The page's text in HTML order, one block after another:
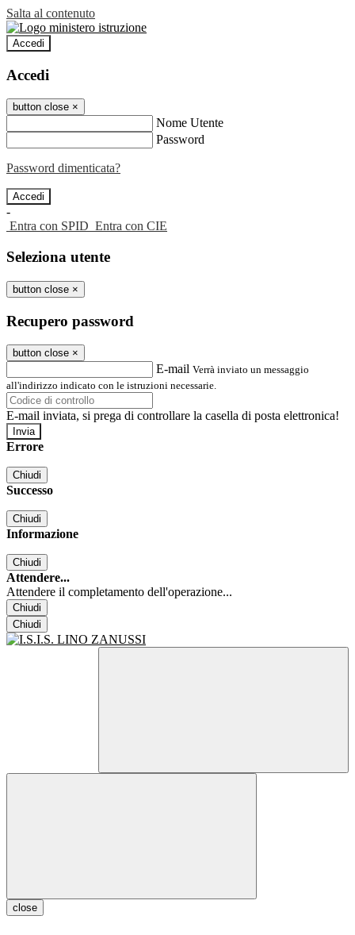
Salta al contenuto
Accedi
Accedi
button close ×
Nome Utente
Password
Password dimenticata?
-
Entra con SPID Entra con CIE
Seleziona utente
button close ×
Recupero password
button close ×
E-mail Verrà inviato un messaggio
all'indirizzo indicato con le istruzioni necessarie.
E-mail inviata, si prega di controllare la casella di posta elettronica!
Errore
Chiudi
Successo
Chiudi
Informazione
Chiudi
Attendere...
Attendere il completamento dell'operazione...
Chiudi
Chiudi
close